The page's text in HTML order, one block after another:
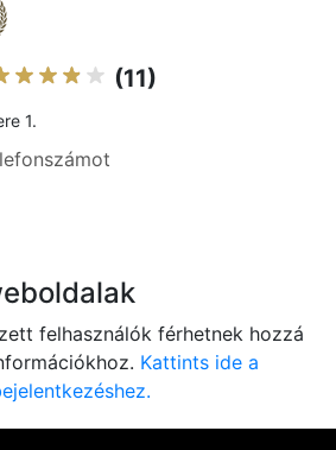
(11)
1.
felhasználók férhetnek hozzá
Kattints ide a